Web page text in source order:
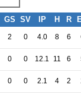
GS SV IP H R
2 0 4.0 8 6
0 0 12.1 11 6
0 0 2.1 4 2